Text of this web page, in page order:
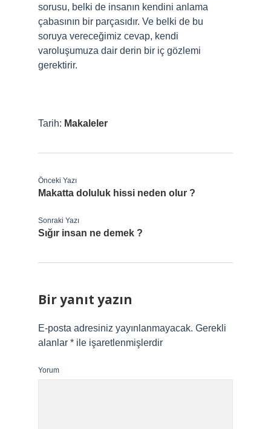
sorusu, belki de insanın kendini anlama
çabasının bir parçasıdır. Ve belki de bu
soruya vereceğimiz cevap, kendi
varoluşumuza dair derin bir iç gözlemi
gerektirir.
Tarih: Makaleler
Önceki Yazı
Makatta doluluk hissi neden olur ?
Sonraki Yazı
Sığır insan ne demek ?
Bir yanıt yazın
E-posta adresiniz yayınlanmayacak. Gerekli
alanlar * ile işaretlenmişlerdir
Yorum